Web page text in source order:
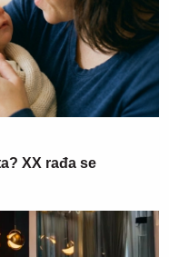
XX rađa se